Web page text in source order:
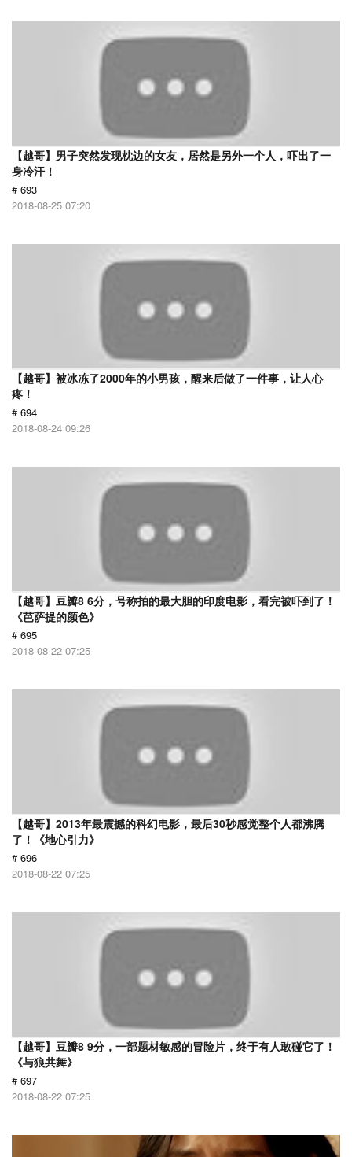
【越哥】男子突然发现枕边的女友，居然是另外一个人，吓出了一
身冷汗！
# 693
2018-08-25 07:20
【越哥】被冰冻了2000年的小男孩，醒来后做了一件事，让人心
疼！
# 694
2018-08-24 09:26
【越哥】豆瓣8 6分，号称拍的最大胆的印度电影，看完被吓到了！
《芭萨提的颜色》
# 695
2018-08-22 07:25
【越哥】2013年最震撼的科幻电影，最后30秒感觉整个人都沸腾
了！《地心引力》
# 696
2018-08-22 07:25
【越哥】豆瓣8 9分，一部题材敏感的冒险片，终于有人敢碰它了！
《与狼共舞》
# 697
2018-08-22 07:25